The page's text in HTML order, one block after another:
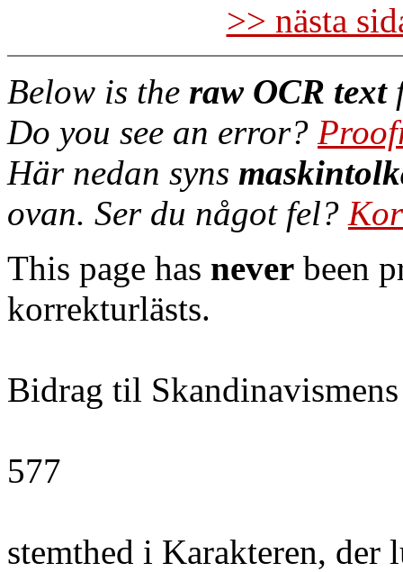
>> nästa
Below is the raw OCR text
Do you see an error?
Här nedan syns
ovan. Ser du något fel?
This page has never been
korrekturlästs.
Bidrag til
577
stemthed i Karakteren, der